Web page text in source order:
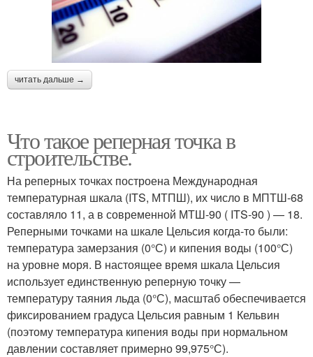
читать дальше →
Что такое реперная точка в
строительстве.
На реперных точках построена Международная
температурная шкала (ITS, МТПШ), их число в МПТШ-68
составляло 11, а в современной МТШ-90 ( ITS-90 ) — 18.
Реперными точками на шкале Цельсия когда-то были:
температура замерзания (0°С) и кипения воды (100°С)
на уровне моря. В настоящее время шкала Цельсия
использует единственную реперную точку —
температуру таяния льда (0°С), масштаб обеспечивается
фиксированием градуса Цельсия равным 1 Кельвин
(поэтому температура кипения воды при нормальном
давлении составляет примерно 99,975°С).